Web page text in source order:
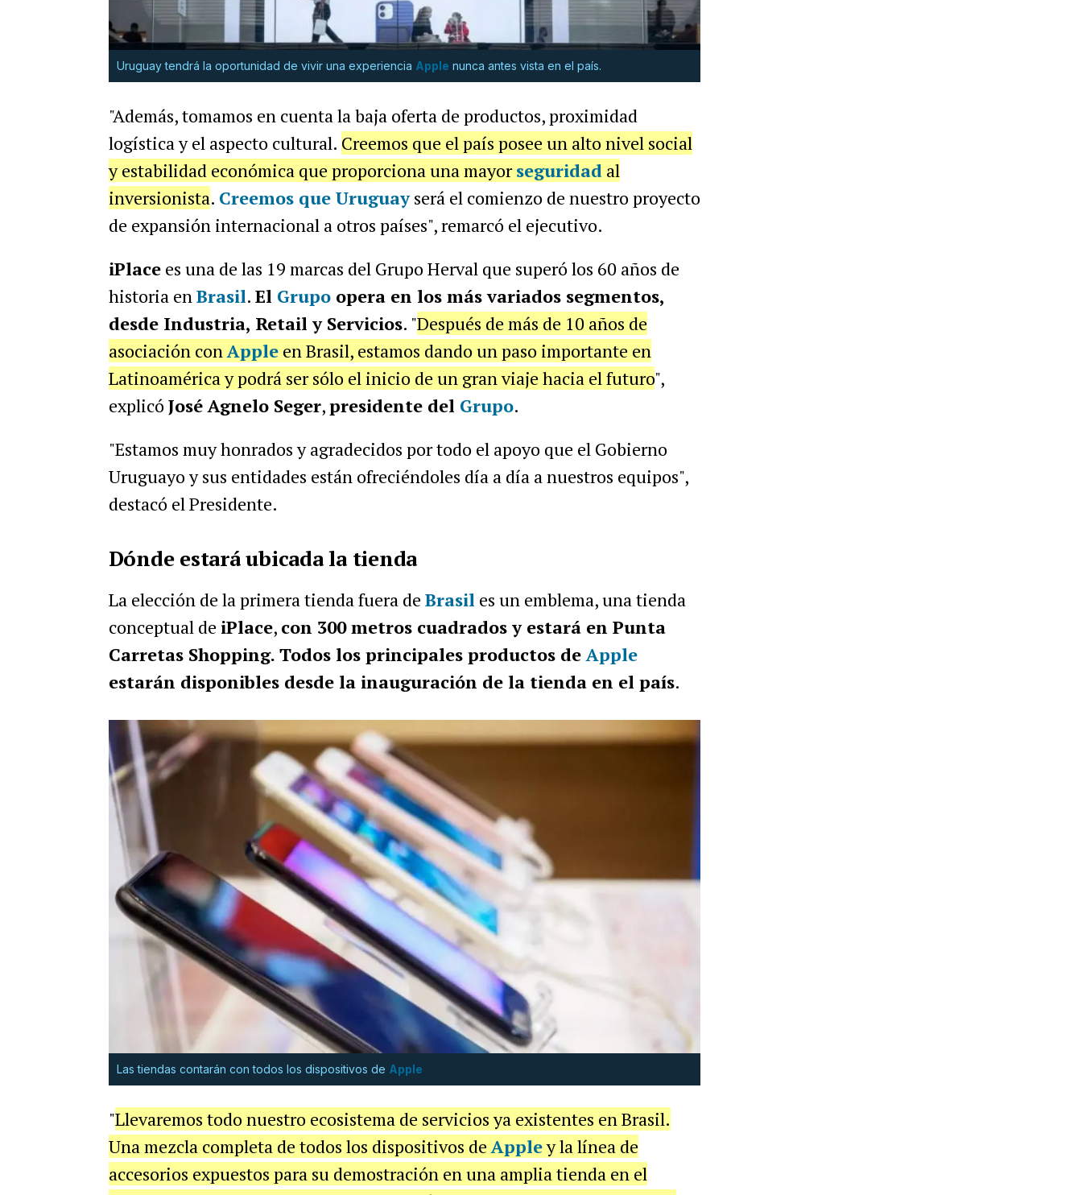
Uruguay tendrá la oportunidad de vivir una experiencia Apple nunca antes vista en el país.
"Además, tomamos en cuenta la baja oferta de productos, proximidad
logística y el aspecto cultural. Creemos que el país posee un alto nivel social
y estabilidad económica que proporciona una mayorseguridadal
inversionista. Creemos que Uruguayserá el comienzo de nuestro proyecto
de expansión internacional a otros países", remarcó el ejecutivo.
iPlacees una de las 19 marcas del Grupo Herval que superó los 60 años de
historia enBrasil. El Grupoopera en los más variados segmentos,
desde Industria, Retail y Servicios. "Después de más de 10 años de
asociación conAppleen Brasil, estamos dando un paso importante en
Latinoamérica y podrá ser sólo el inicio de un gran viaje hacia el futuro",
explicó José Agnelo Seger,presidente del Grupo.
"Estamos muy honrados y agradecidos por todo el apoyo que el Gobierno
Uruguayo y sus entidades están ofreciéndoles día a día a nuestros equipos",
destacó el Presidente.
Dónde estará ubicada la tienda
La elección de la primera tienda fuera de Brasil es un emblema, una tienda
conceptual de iPlace, con 300 metros cuadrados y estará en Punta
Carretas Shopping. Todos los principales productos deApple
estarán disponibles desde la inauguración de la tienda en el país.
Las tiendas contarán con todos los dispositivos de Apple
"Llevaremos todo nuestro ecosistema de servicios ya existentes en Brasil.
Una mezcla completa de todos los dispositivos deAppley la línea de
accesorios expuestos para su demostración en una amplia tienda en el